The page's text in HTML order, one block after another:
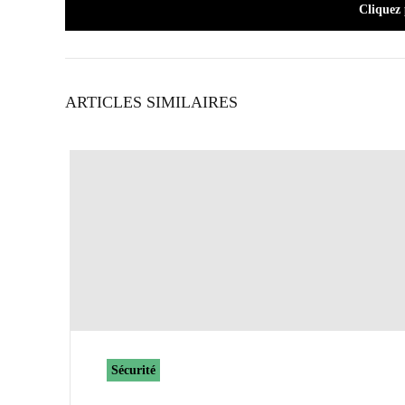
Cliquez
ARTICLES SIMILAIRES
Sécurité